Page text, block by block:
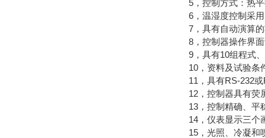
5，控制方式：热
6，温湿度控制采
7，具有自动演算
8，控制器操作界
9，具有10组程式
10，资料及试验条
11，具有RS-232
12，控制器具有荧
13，控制精确、平
14，仪表显示三个
15，光照、冷凝和